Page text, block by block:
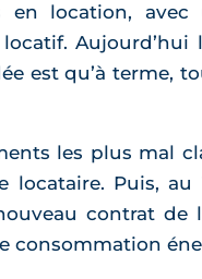
location,
Aujourd’hui
est qu’à terme,
les plus mal
Puis, au
contrat de